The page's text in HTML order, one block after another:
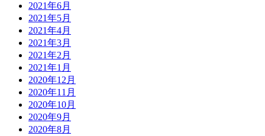
2021年6月
2021年5月
2021年4月
2021年3月
2021年2月
2021年1月
2020年12月
2020年11月
2020年10月
2020年9月
2020年8月